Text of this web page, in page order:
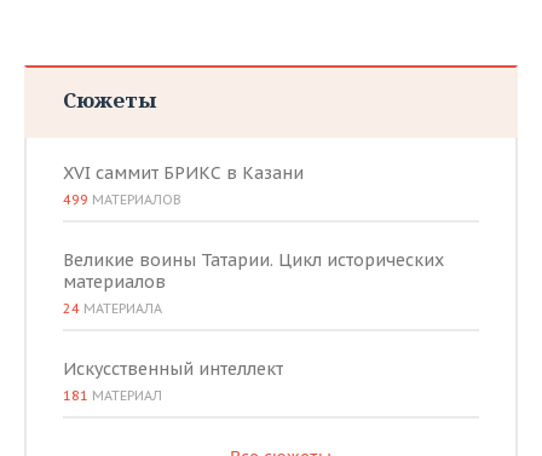
Сюжеты
XVI саммит БРИКС в Казани
499 МАТЕРИАЛОВ
Великие воины Татарии. Цикл исторических
материалов
24 МАТЕРИАЛА
Искусственный интеллект
181 МАТЕРИАЛ